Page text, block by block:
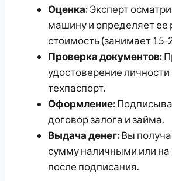
Оценка:Эксперт
машину и определяет
стоимость (занимает 15-
Проверка документов:
удостоверение личности
техпаспорт.
Оформление:
договор залога и займа.
Выдача денег:Вы
сумму наличными или на
после подписания.